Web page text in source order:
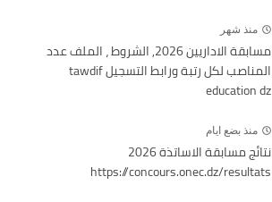
منذ شهر
مسابقة الاداريين 2026, الشروط ، الملف عدد
المناصب لكل رتبة ورابط التسجيل tawdif
education dz
منذ بضع ايام
نتائج مسابقة الاساتذة 2026
https://concours.onec.dz/resultats